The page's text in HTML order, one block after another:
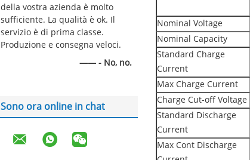
della vostra azienda è molto
sufficiente. La qualità è ok. Il
servizio è di prima classe.
Produzione e consegna veloci.
—— - No, no.
Sono ora online in chat
Nominal Voltage
Nominal Capacity
Standard Charge
Current
Max Charge Current
Charge Cut-off Voltage
Standard Discharge
Current
Max Cont Discharge